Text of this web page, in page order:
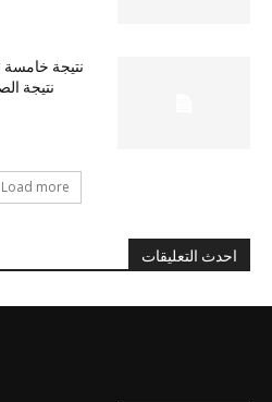
Load more
احدث التعليقات